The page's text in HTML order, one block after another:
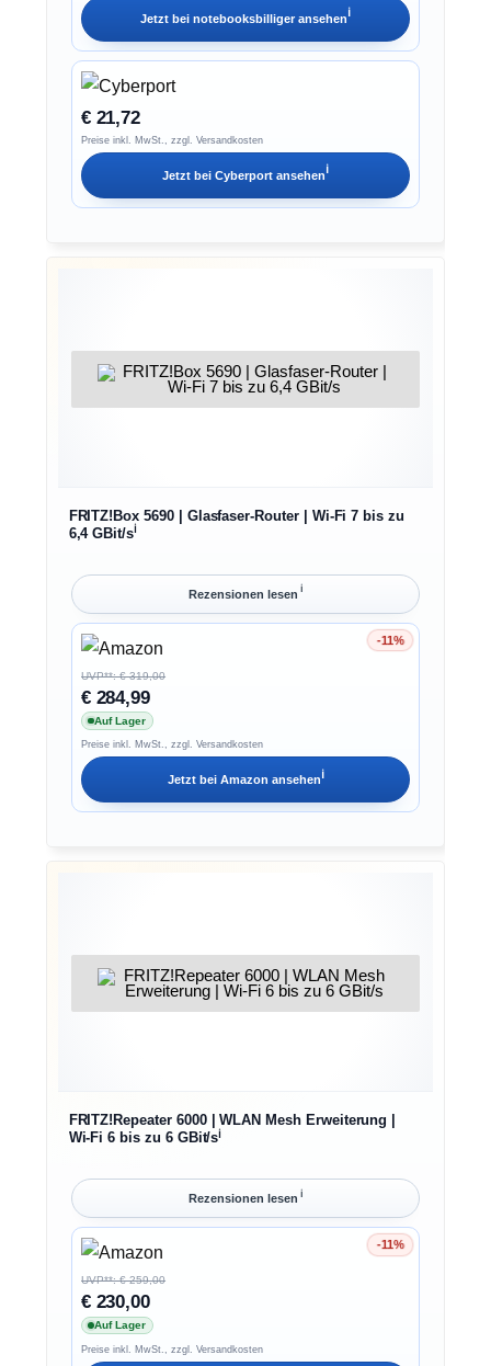
Jetzt bei notebooksbilligeransehenℹ︎
€ 21,72
Preise inkl. MwSt., zzgl. Versandkosten
Jetzt bei Cyberport ansehenℹ︎
FRITZ!Box 5690 | Glasfaser-Router | Wi-Fi 7 bis zu
6,4 GBit/sℹ︎
Rezensionen lesen ℹ︎
-11%
Ersparnis 11%
UVP**: € 319,00
€ 284,99
Auf Lager
Preise inkl. MwSt., zzgl. Versandkosten
Jetzt bei Amazon ansehenℹ︎
FRITZ!Repeater 6000 | WLAN Mesh Erweiterung |
Wi-Fi 6 bis zu 6 GBit/sℹ︎
Rezensionen lesen ℹ︎
-11%
Ersparnis 11%
UVP**: € 259,00
€ 230,00
Auf Lager
Preise inkl. MwSt., zzgl. Versandkosten